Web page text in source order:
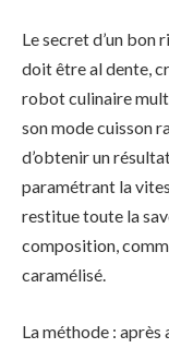
Le secret d’un bon
doit être al dente,
robot culinaire
son mode cuisson
d’obtenir un
paramétrant la
restitue toute la
composition,
caramélisé.
La méthode :